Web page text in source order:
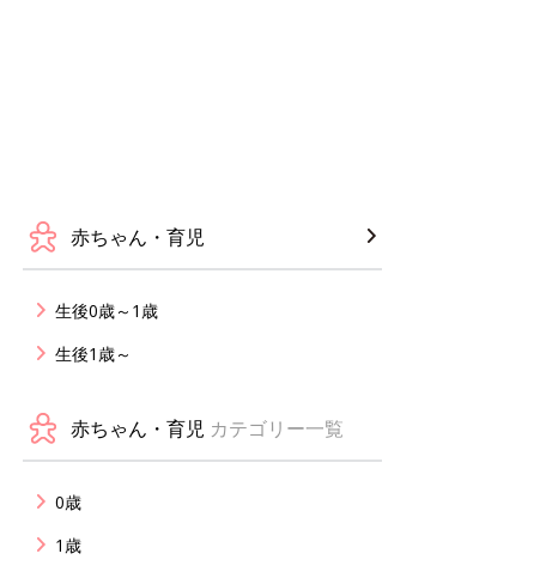
赤ちゃん・育児
生後0歳～1歳
生後1歳～
赤ちゃん・育児 カテゴリー一覧
0歳
1歳